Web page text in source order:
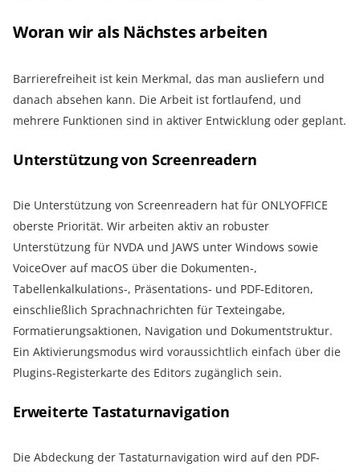
Woran wir als Nächstes arbeiten
Barrierefreiheit ist kein Merkmal, das man ausliefern und
danach absehen kann. Die Arbeit ist fortlaufend, und
mehrere Funktionen sind in aktiver Entwicklung oder geplant.
Unterstützung von Screenreadern
Die Unterstützung von Screenreadern hat für ONLYOFFICE
oberste Priorität. Wir arbeiten aktiv an robuster
Unterstützung für NVDA und JAWS unter Windows sowie
VoiceOver auf macOS über die Dokumenten-,
Tabellenkalkulations-, Präsentations- und PDF-Editoren,
einschließlich Sprachnachrichten für Texteingabe,
Formatierungsaktionen, Navigation und Dokumentstruktur.
Ein Aktivierungsmodus wird voraussichtlich einfach über die
Plugins-Registerkarte des Editors zugänglich sein.
Erweiterte Tastaturnavigation
Die Abdeckung der Tastaturnavigation wird auf den PDF-